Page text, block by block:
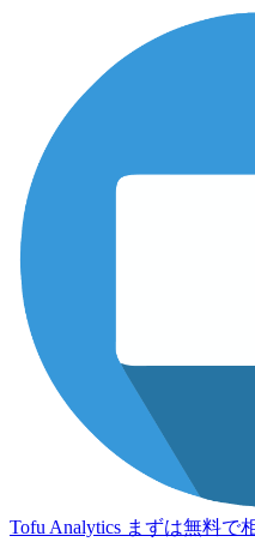
Tofu Analytics まずは無料で